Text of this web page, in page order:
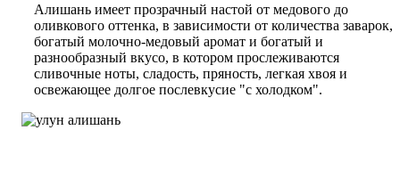
Алишань имеет прозрачный настой от медового до
оливкового оттенка, в зависимости от количества заварок,
богатый молочно-медовый аромат и богатый и
разнообразный вкусо, в котором прослеживаются
сливочные ноты, сладость, пряность, легкая хвоя и
освежающее долгое послевкусие "с холодком".